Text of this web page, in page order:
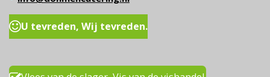
U tevreden, Wij tevreden.